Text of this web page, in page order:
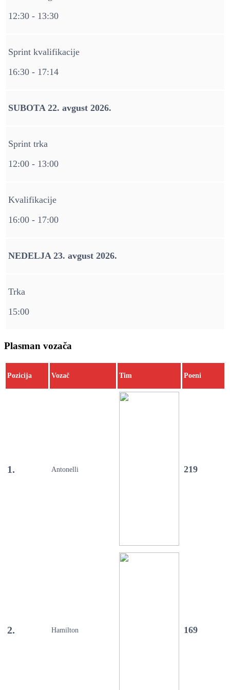
12:30 - 13:30
Sprint kvalifikacije
16:30 - 17:14
SUBOTA 22. avgust 2026.
Sprint trka
12:00 - 13:00
Kvalifikacije
16:00 - 17:00
NEDELJA 23. avgust 2026.
Trka
15:00
Plasman vozača
Pozicija Vozač Tim Poeni
1. Antonelli 219
2. Hamilton 169